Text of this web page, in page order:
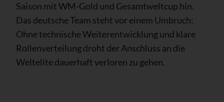
Saison mit WM-Gold und Gesamtweltcup hin.
Das deutsche Team steht vor einem Umbruch:
Ohne technische Weiterentwicklung und klare
Rollenverteilung droht der Anschluss an die
Weltelite dauerhaft verloren zu gehen.